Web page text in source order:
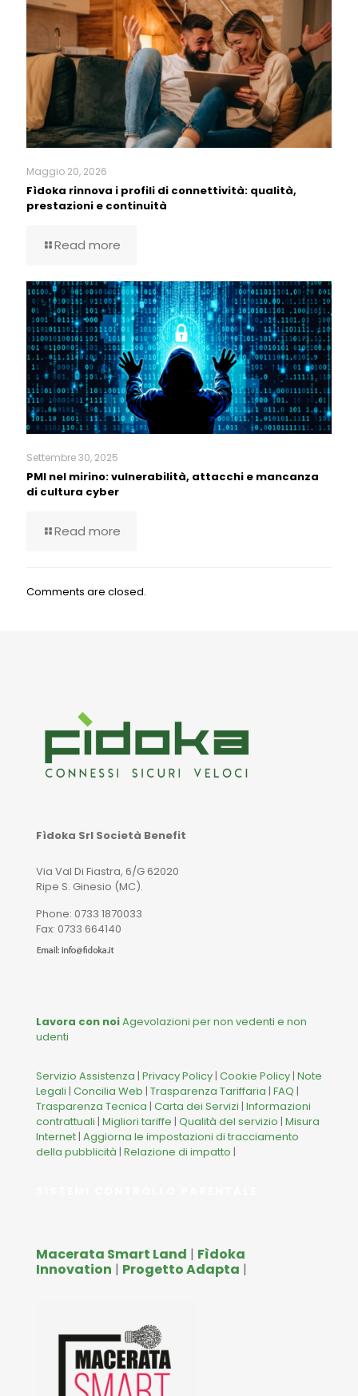
Maggio 20, 2026
Fìdoka rinnova i profili di connettività: qualità,
prestazioni e continuità
Read more
Settembre 30, 2025
PMI nel mirino: vulnerabilità, attacchi e mancanza
di cultura cyber
Read more
Comments are closed.
Fìdoka Srl Società Benefit
Via Val Di Fiastra, 6/G 62020
Ripe S. Ginesio (MC).
Phone: 0733 1870033
Fax: 0733 664140
Lavora con noiAgevolazioni per non vedenti e non
udenti
Servizio Assistenza | Privacy Policy| Cookie Policy| Note
Legali | Concilia Web | Trasparenza Tariffaria | FAQ |
Trasparenza Tecnica | Carta dei Servizi | Informazioni
contrattuali | Migliori tariffe | Qualità del servizio | Misura
Internet| Aggiorna le impostazioni di tracciamento
della pubblicità | Relazione di impatto |
Macerata Smart Land | Fìdoka
Innovation | Progetto Adapta |